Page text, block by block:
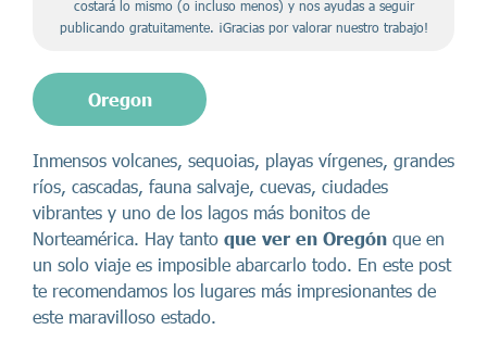
costará lo mismo (o incluso menos) y nos ayudas a seguir
publicando gratuitamente. ¡Gracias por valorar nuestro trabajo!
Oregon
Inmensos volcanes, sequoias, playas vírgenes, grandes
ríos, cascadas, fauna salvaje, cuevas, ciudades
vibrantes y uno de los lagos más bonitos de
Norteamérica. Hay tanto que ver en Oregón que en
un solo viaje es imposible abarcarlo todo. En este post
te recomendamos los lugares más impresionantes de
este maravilloso estado.